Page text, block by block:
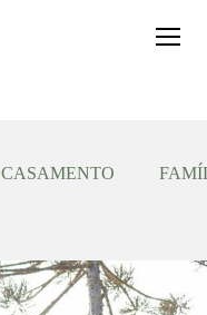
CASAMENTO